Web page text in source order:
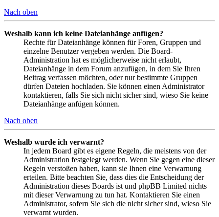
Nach oben
Weshalb kann ich keine Dateianhänge anfügen?
Rechte für Dateianhänge können für Foren, Gruppen und
einzelne Benutzer vergeben werden. Die Board-
Administration hat es möglicherweise nicht erlaubt,
Dateianhänge in dem Forum anzufügen, in dem Sie Ihren
Beitrag verfassen möchten, oder nur bestimmte Gruppen
dürfen Dateien hochladen. Sie können einen Administrator
kontaktieren, falls Sie sich nicht sicher sind, wieso Sie keine
Dateianhänge anfügen können.
Nach oben
Weshalb wurde ich verwarnt?
In jedem Board gibt es eigene Regeln, die meistens von der
Administration festgelegt werden. Wenn Sie gegen eine dieser
Regeln verstoßen haben, kann sie Ihnen eine Verwarnung
erteilen. Bitte beachten Sie, dass dies die Entscheidung der
Administration dieses Boards ist und phpBB Limited nichts
mit dieser Verwarnung zu tun hat. Kontaktieren Sie einen
Administrator, sofern Sie sich die nicht sicher sind, wieso Sie
verwarnt wurden.